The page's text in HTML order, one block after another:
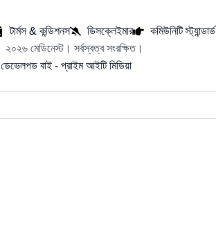
টার্মস & কন্ডিশনস ডিসক্লেইমার
কমিউনিটি স্ট্যান্ডার্ড
২০২৬ মেডিনেস্ট। সর্বস্বত্ব সংরক্ষিত।
ডেভেলপড বাই - প্রাইম আইটি মিডিয়া